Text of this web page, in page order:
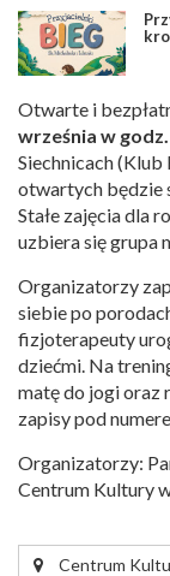
Otwarte i
września w
Siechnicach (Klub
otwartych będzie
Stałe zajęcia dla
uzbiera się grupa
Organizatorzy
siebie po
fizjoterapeuty
dziećmi. Na
matę do jogi oraz
zapisy pod
Organizatorzy:
Centrum Kultury
Centrum